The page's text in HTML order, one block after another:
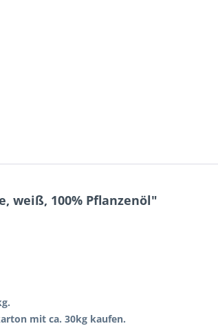
weiß, 100% Pflanzenöl"
mit ca. 30kg kaufen.